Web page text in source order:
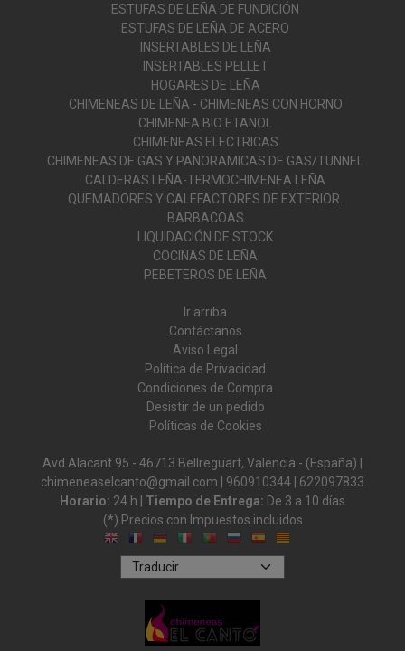
ESTUFAS DE LEÑA DE FUNDICIÓN
ESTUFAS DE LEÑA DE ACERO
INSERTABLES DE LEÑA
INSERTABLES PELLET
HOGARES DE LEÑA
CHIMENEAS DE LEÑA - CHIMENEAS CON HORNO
CHIMENEA BIO ETANOL
CHIMENEAS ELECTRICAS
CHIMENEAS DE GAS Y PANORAMICAS DE GAS/TUNNEL
CALDERAS LEÑA-TERMOCHIMENEA LEÑA
QUEMADORES Y CALEFACTORES DE EXTERIOR.
BARBACOAS
LIQUIDACIÓN DE STOCK
COCINAS DE LEÑA
PEBETEROS DE LEÑA
Ir arriba
Contáctanos
Aviso Legal
Política de Privacidad
Condiciones de Compra
Desistir de un pedido
Políticas de Cookies
Avd Alacant 95 - 46713 Bellreguart, Valencia - (España) |
chimeneaselcanto@gmail.com | 960910344
622097833
Horario: 24 h | Tiempo de Entrega: De 3 a 10 días
(*) Precios con Impuestos incluidos